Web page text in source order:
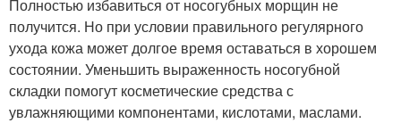
Полностью избавиться от носогубных морщин не
получится. Но при условии правильного регулярного
ухода кожа может долгое время оставаться в хорошем
состоянии. Уменьшить выраженность носогубной
складки помогут косметические средства с
увлажняющими компонентами, кислотами, маслами.